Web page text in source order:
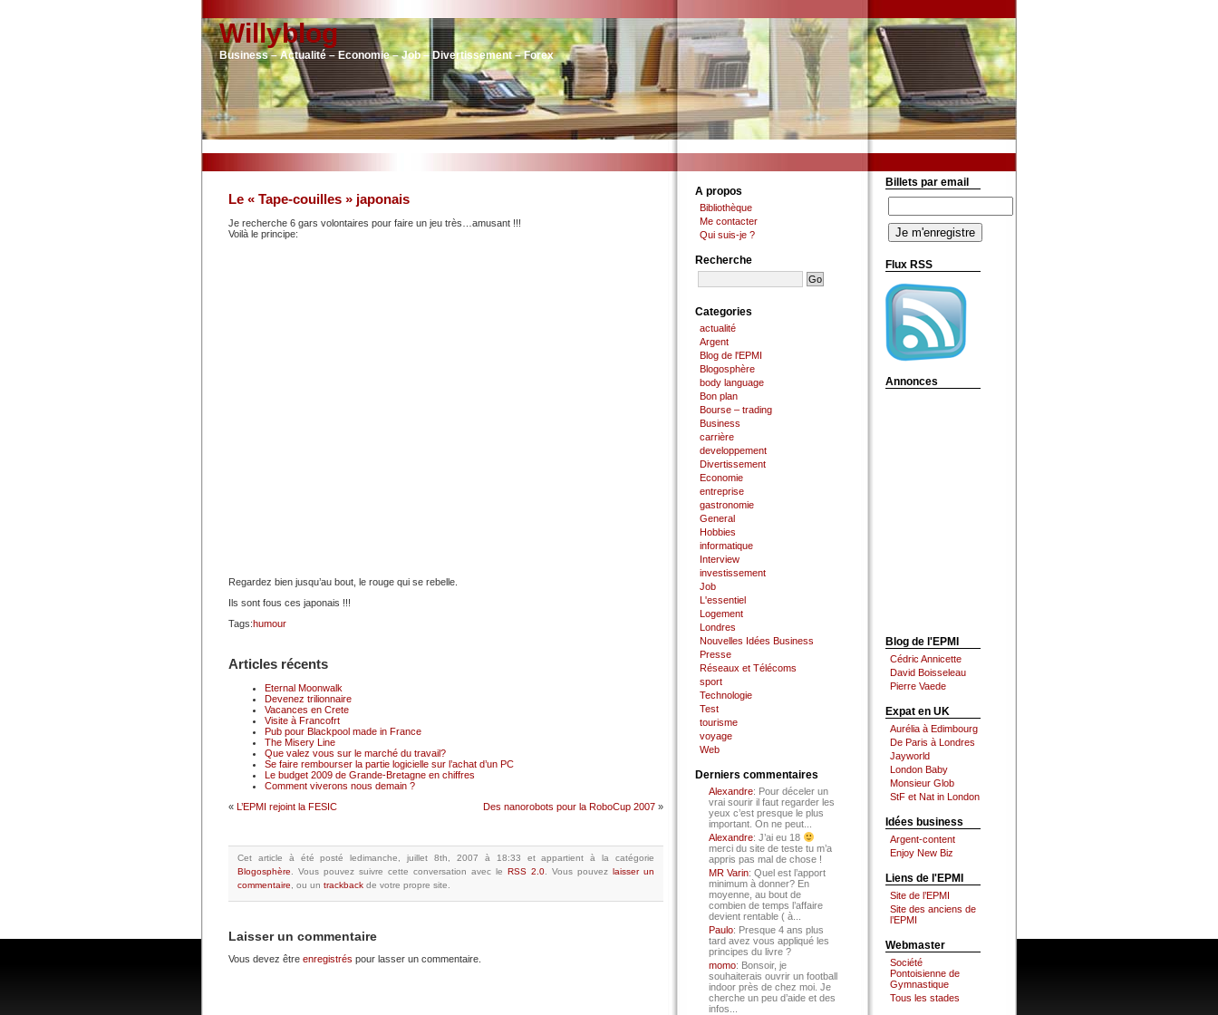
Willyblog
Business – Actualité – Economie – Job – Divertissement – Forex
Le « Tape-couilles » japonais
Je recherche 6 gars volontaires pour faire un jeu très…amusant !!!
Voilà le principe:
Regardez bien jusqu’au bout, le rouge qui se rebelle.
Ils sont fous ces japonais !!!
Tags:humour
Articles récents
Eternal Moonwalk
Devenez trilionnaire
Vacances en Crete
Visite à Francofrt
Pub pour Blackpool made in France
The Misery Line
Que valez vous sur le marché du travail?
Se faire rembourser la partie logicielle sur l’achat d’un PC
Le budget 2009 de Grande-Bretagne en chiffres
Comment viverons nous demain ?
« L’EPMI rejoint la FESIC Des nanorobots pour la RoboCup 2007 »
Cet article à été posté ledimanche, juillet 8th, 2007 à 18:33 et appartient à la catégorie
Blogosphère
Vous pouvez suivre cette conversation avec le RSS 2.0 Vous pouvez laisser un
commentaire , ou un trackback de votre propre site.
Laisser un commentaire
Vous devez être enregistrés pour lasser un commentaire.
A propos
Bibliothèque
Me contacter
Qui suis-je ?
Recherche
Categories
actualité
Argent
Blog de l'EPMI
Blogosphère
body language
Bon plan
Bourse – trading
Business
carrière
developpement
Divertissement
Economie
entreprise
gastronomie
General
Hobbies
informatique
Interview
investissement
Job
L'essentiel
Logement
Londres
Nouvelles Idées Business
Presse
Réseaux et Télécoms
sport
Technologie
Test
tourisme
voyage
Web
Derniers commentaires
Alexandre: Pour déceler un
vrai sourir il faut regarder les
yeux c’est presque le plus
important. On ne peut...
Alexandre: J’ai eu 18
merci du site de teste tu m’a
appris pas mal de chose !
MR Varin: Quel est l’apport
minimum à donner? En
moyenne, au bout de
combien de temps l’affaire
devient rentable ( à...
Paulo: Presque 4 ans plus
tard avez vous appliqué les
principes du livre ?
momo: Bonsoir, je
souhaiterais ouvrir un football
indoor près de chez moi. Je
cherche un peu d’aide et des
infos...
Billets par email
Flux RSS
Annonces
Blog de l'EPMI
Cédric Annicette
David Boisseleau
Pierre Vaede
Expat en UK
Aurélia à Edimbourg
De Paris à Londres
Jayworld
London Baby
Monsieur Glob
StF et Nat in London
Idées business
Argent-content
Enjoy New Biz
Liens de l'EPMI
Site de l’EPMI
Site des anciens de
l’EPMI
Webmaster
Société
Pontoisienne de
Gymnastique
Tous les stades